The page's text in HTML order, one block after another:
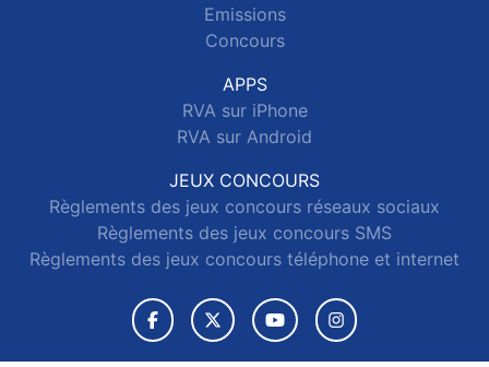
Emissions
Concours
APPS
RVA sur iPhone
RVA sur Android
JEUX CONCOURS
Règlements des jeux concours réseaux sociaux
Règlements des jeux concours SMS
Règlements des jeux concours téléphone et internet